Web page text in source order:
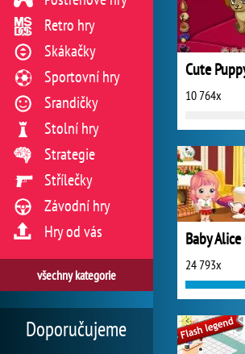
Cute
10 764x
Baby
24 793x
Retro hry
Skákačky
Sportovní hry
Srandičky
Stolní hry
Strategie
Střílečky
Závodní hry
Hry od vás
všechny kategorie
Doporučujeme